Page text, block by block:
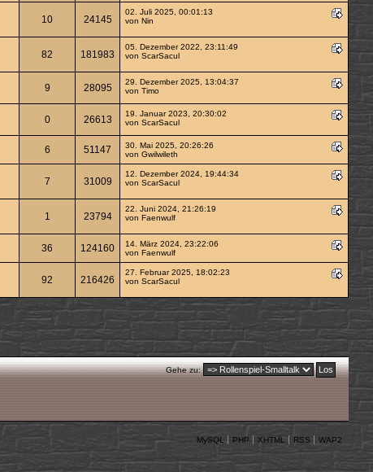
10 24145
02. Juli 2025, 00:01:13
von Nin
82 181983
05. Dezember 2022, 23:11:49
von ScarSacul
9 28095
29. Dezember 2025, 13:04:37
von Timo
0 26613
19. Januar 2023, 20:30:02
von ScarSacul
6 51147
30. Mai 2025, 20:26:26
von Gwilwileth
7 31009
12. Dezember 2024, 19:44:34
von ScarSacul
1 23794
22. Juni 2024, 21:26:19
von Faenwulf
36 124160
14. März 2024, 23:22:06
von Faenwulf
92 216426
27. Februar 2025, 18:02:23
von ScarSacul
Gehe zu:
MySQL PHP XHTML RSS WAP2